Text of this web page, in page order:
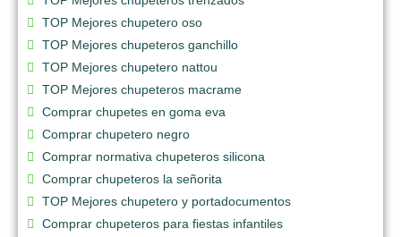
TOP Mejores chupetero oso
TOP Mejores chupeteros ganchillo
TOP Mejores chupetero nattou
TOP Mejores chupeteros macrame
Comprar chupetes en goma eva
Comprar chupetero negro
Comprar normativa chupeteros silicona
Comprar chupeteros la señorita
TOP Mejores chupetero y portadocumentos
Comprar chupeteros para fiestas infantiles